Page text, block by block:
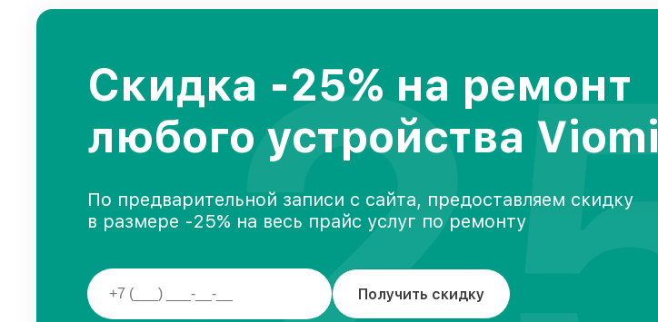
Скидка -25% на ремонт
любого устройства Viomi
По предварительной записи с сайта, предоставляем скидку
в размере -25% на весь прайс услуг по ремонту
Получить скидку